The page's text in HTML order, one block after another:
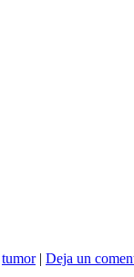
tumor | Deja un